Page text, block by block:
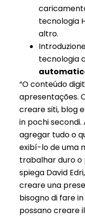
tecnologia
altro.
tecnologia
“O conteúdo
apresentações.
creare siti, blog
in pochi secondi.
agregar tudo o
exibí-lo de uma
trabalhar duro o
spiega David
creare una
bisogno di fare
possano creare